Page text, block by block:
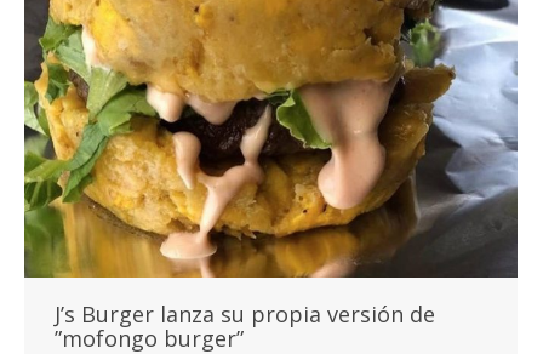
J’s Burger lanza su propia versión de
”mofongo burger”